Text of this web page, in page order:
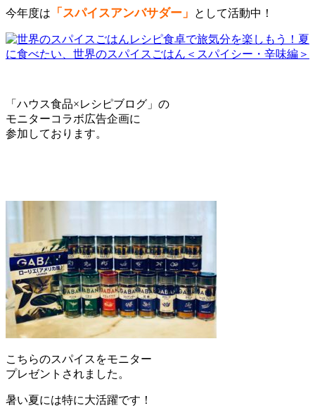
今年度は 「スパイスアンバサダー」 として活動中！
食卓で旅気分を楽しもう！夏
に食べたい、世界のスパイスごはん＜スパイシー・辛味編＞
「ハウス食品×レシピブログ」の
モニターコラボ広告企画に
参加しております。
こちらのスパイスをモニター
プレゼントされました。
暑い夏には特に大活躍です！